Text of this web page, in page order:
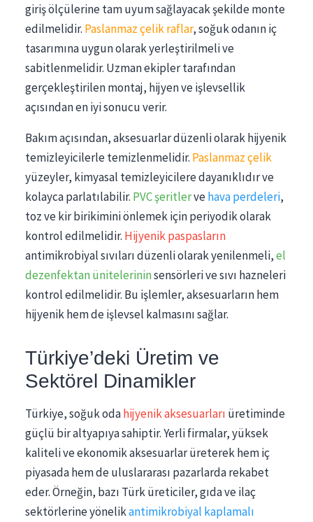
giriş ölçülerine tam uyum sağlayacak şekilde monte
edilmelidir. Paslanmaz çelik raflar, soğuk odanın iç
tasarımına uygun olarak yerleştirilmeli ve
sabitlenmelidir. Uzman ekipler tarafından
gerçekleştirilen montaj, hijyen ve işlevsellik
açısından en iyi sonucu verir.
Bakım açısından, aksesuarlar düzenli olarak hijyenik
temizleyicilerle temizlenmelidir. Paslanmaz çelik
yüzeyler, kimyasal temizleyicilere dayanıklıdır ve
kolayca parlatılabilir. PVC şeritlervehava perdeleri,
toz ve kir birikimini önlemek için periyodik olarak
kontrol edilmelidir. Hijyenik paspasların
antimikrobiyal sıvıları düzenli olarak yenilenmeli,el
dezenfektan ünitelerininsensörleri ve sıvı hazneleri
kontrol edilmelidir. Bu işlemler, aksesuarların hem
hijyenik hem de işlevsel kalmasını sağlar.
Türkiye’deki Üretim ve
Sektörel Dinamikler
Türkiye, soğuk odahijyenik aksesuarları üretiminde
güçlü bir altyapıya sahiptir. Yerli firmalar, yüksek
kaliteli ve ekonomik aksesuarlar üreterek hem iç
piyasada hem de uluslararası pazarlarda rekabet
eder. Örneğin, bazı Türk üreticiler, gıda ve ilaç
sektörlerine yönelikantimikrobiyal kaplamalı